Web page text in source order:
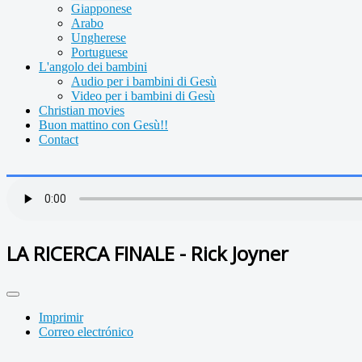
Giapponese
Arabo
Ungherese
Portuguese
L'angolo dei bambini
Audio per i bambini di Gesù
Video per i bambini di Gesù
Christian movies
Buon mattino con Gesù!!
Contact
LA RICERCA FINALE - Rick Joyner
Imprimir
Correo electrónico